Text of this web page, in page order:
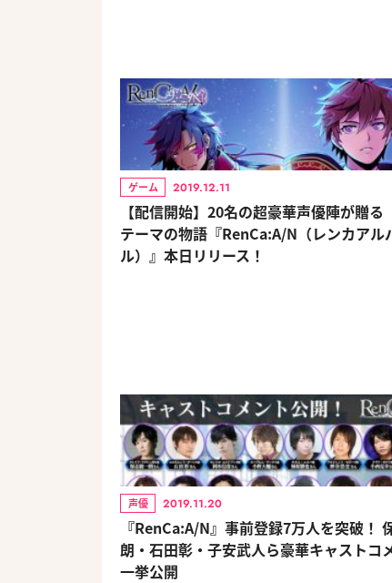
ゲーム 2019.12.11
【配信開始】20名の超豪華声優陣が贈る
テーマの物語『RenCa:A/N（レンカアル
ル）』本日リリース！
声優 2019.11.20
『RenCa:A/N』事前登録7万人を突破！
朗・石田彰・子安武人ら豪華キャストコ
一挙公開